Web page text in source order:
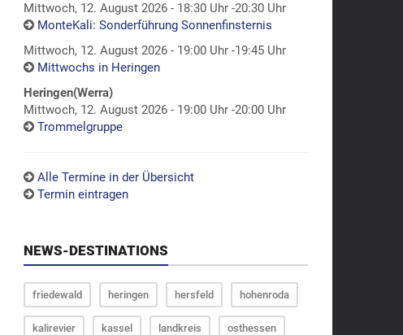
Mittwoch, 12. August 2026 - 18:30 Uhr -20:30 Uhr
MonteKali: Sonderführung Sonnenfinsternis
Mittwoch, 12. August 2026 - 19:00 Uhr -19:45 Uhr
Mittwochs in Heringen
Heringen(Werra)
Mittwoch, 12. August 2026 - 19:00 Uhr -20:00 Uhr
Trommelgruppe
Alle Termine in der Übersicht
Termin eintragen
NEWS-DESTINATIONS
friedewald heringen hersfeld hohenroda
kalirevier kassel landkreis osthessen